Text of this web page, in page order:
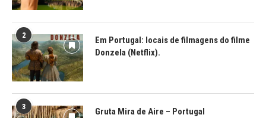
2
Em Portugal: locais de filmagens do filme
Donzela (Netflix).
3 Gruta Mira de Aire – Portugal